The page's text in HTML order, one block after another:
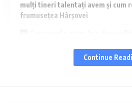
mulți tineri talentați avem și cum
frumusețea Hârșovei
„Descoperă Hârșova” prin
fotografie organizat de Lions Club
Continue